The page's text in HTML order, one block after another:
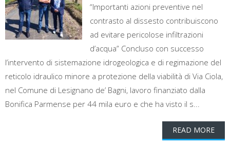
“Importanti azioni preventive nel
contrasto al dissesto contribuiscono
ad evitare pericolose infiltrazioni
d’acqua” Concluso con successo
l’intervento di sistemazione idrogeologica e di regimazione del
reticolo idraulico minore a protezione della viabilità di Via Ciola,
nel Comune di Lesignano de’ Bagni, lavoro finanziato dalla
Bonifica Parmense per 44 mila euro e che ha visto il s...
READ MORE